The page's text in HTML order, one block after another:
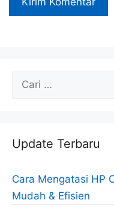
Cari
Update Terbaru
Cara Mengatasi HP
Mudah & Efisien